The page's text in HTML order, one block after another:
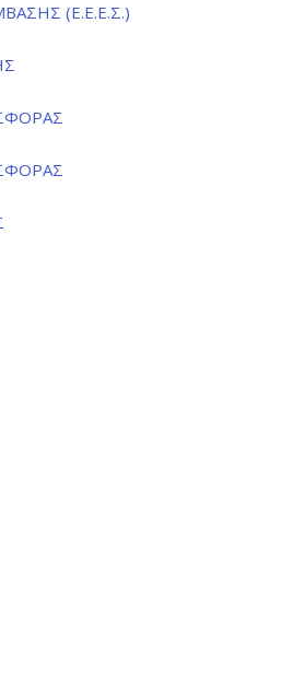
(Ε.Ε.Ε.Σ.)